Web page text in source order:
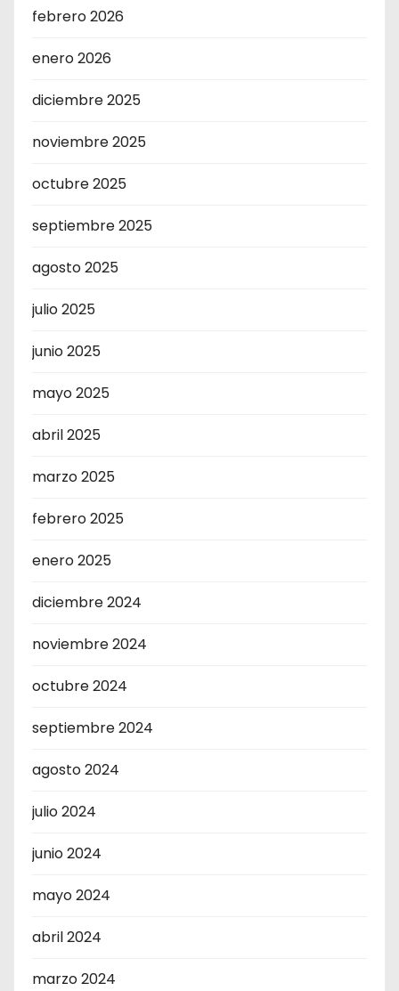
febrero 2026
enero 2026
diciembre 2025
noviembre 2025
octubre 2025
septiembre 2025
agosto 2025
julio 2025
junio 2025
mayo 2025
abril 2025
marzo 2025
febrero 2025
enero 2025
diciembre 2024
noviembre 2024
octubre 2024
septiembre 2024
agosto 2024
julio 2024
junio 2024
mayo 2024
abril 2024
marzo 2024